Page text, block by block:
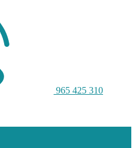
965 425 310